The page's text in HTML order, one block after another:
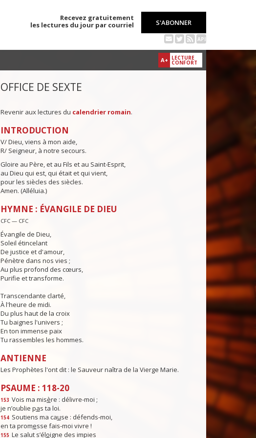
Recevez gratuitement
les lectures du jour par courriel
S'ABONNER
API
A+ LECTURE
CONFORT
OFFICE DE SEXTE
Revenir aux lectures du calendrier romain.
INTRODUCTION
V/ Dieu, viens à mon aide,
R/ Seigneur, à notre secours.
Gloire au Père, et au Fils et au Saint-Esprit,
au Dieu qui est, qui était et qui vient,
pour les siècles des siècles.
Amen. (Alléluia.)
HYMNE : ÉVANGILE DE DIEU
CFC — CFC
Évangile de Dieu,
Soleil étincelant
De justice et d'amour,
Pénètre dans nos vies ;
Au plus profond des cœurs,
Purifie et transforme.
Transcendante clarté,
À l'heure de midi.
Du plus haut de la croix
Tu baignes l'univers ;
En ton immense paix
Tu rassembles les hommes.
ANTIENNE
Les Prophètes l'ont dit : le Sauveur naîtra de la Vierge Marie.
PSAUME : 118-20
153 Vois ma misère : délivre-moi ;
je n’oublie pas ta loi.
154 Soutiens ma cause : défends-moi,
en ta promesse fais-moi vivre !
155 Le salut s’éloigne des impies